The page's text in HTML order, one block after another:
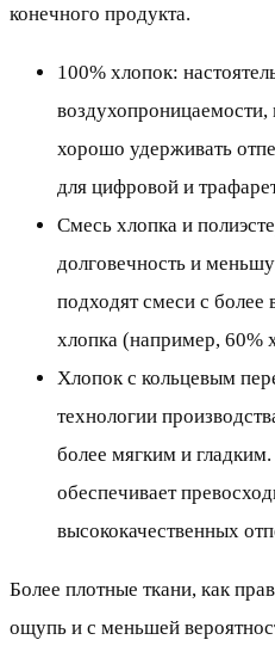
конечного продукта.
100% хлопок:
воздухопроницаемости,
хорошо удерживать
для цифровой и
Смесь хлопка и
долговечность и
подходят смеси с
хлопка (например, 60%
Хлопок с кольцевым
технологии
более мягким и
обеспечивает
высококачественных
Более плотные ткани, как
ощупь и с меньшей